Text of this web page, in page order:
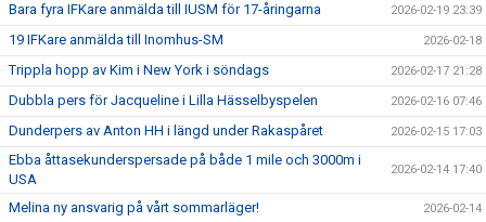
Bara fyra IFKare anmälda till IUSM för 17-åringarna 2026-02-19 23:39
19 IFKare anmälda till Inomhus-SM 2026-02-18
Trippla hopp av Kim i New York i söndags 2026-02-17 21:28
Dubbla pers för Jacqueline i Lilla Hässelbyspelen 2026-02-16 07:46
Dunderpers av Anton HH i längd under Rakaspåret 2026-02-15 17:03
Ebba åttasekunderspersade på både 1 mile och 3000m i
USA
2026-02-14 17:40
Melina ny ansvarig på vårt sommarläger! 2026-02-14